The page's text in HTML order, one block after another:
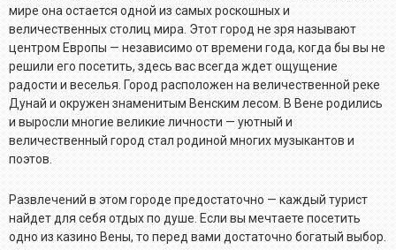
мире она остается одной из самых роскошных и
величественных столиц мира. Этот город не зря называют
центром Европы — независимо от времени года, когда бы вы не
решили его посетить, здесь вас всегда ждет ощущение
радости и веселья. Город расположен на величественной реке
Дунай и окружен знаменитым Венским лесом. В Вене родились
и выросли многие великие личности — уютный и
величественный город стал родиной многих музыкантов и
поэтов.
Развлечений в этом городе предостаточно — каждый турист
найдет для себя отдых по душе. Если вы мечтаете посетить
одно из казино Вены, то перед вами достаточно богатый выбор.